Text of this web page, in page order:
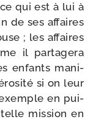
qui est à lui à
de ses affaires
; les affaires
il par­ta­ge­ra
enfants mani­
si on leur
en pui­
mis­sion en